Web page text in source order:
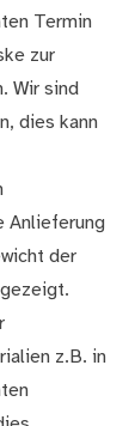
Termin
zur
Wir sind
dies kann
Anlieferung
der
z.B. in